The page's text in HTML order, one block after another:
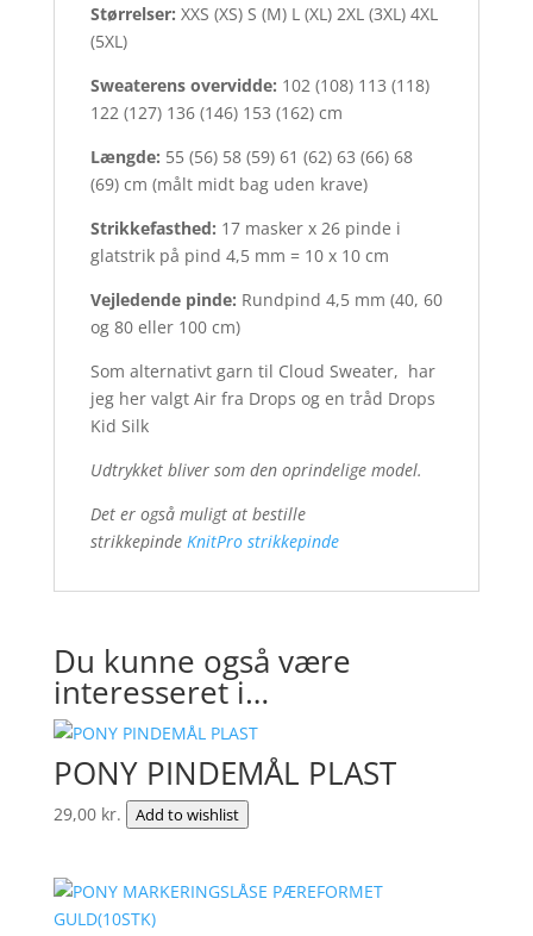
Størrelser: XXS (XS) S (M) L (XL) 2XL (3XL) 4XL
(5XL)
Sweaterens overvidde: 102 (108) 113 (118)
122 (127) 136 (146) 153 (162) cm
Længde: 55 (56) 58 (59) 61 (62) 63 (66) 68
(69) cm (målt midt bag uden krave)
Strikkefasthed: 17 masker x 26 pinde i
glatstrik på pind 4,5 mm = 10 x 10 cm
Vejledende pinde: Rundpind 4,5 mm (40, 60
og 80 eller 100 cm)
Som alternativt garn til Cloud Sweater, har
jeg her valgt Air fra Drops og en tråd Drops
Kid Silk
Udtrykket bliver som den oprindelige model.
Det er også muligt at bestille
strikkepinde KnitPro strikkepinde
Du kunne også være
interesseret i…
PONY PINDEMÅL PLAST
29,00 kr. Add to wishlist